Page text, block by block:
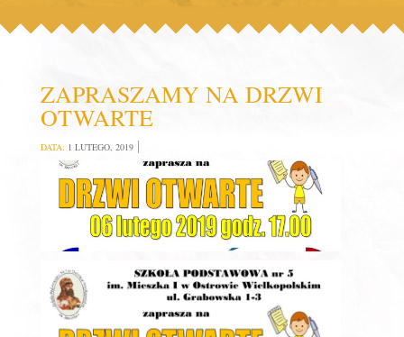
ZAPRASZAMY NA DRZWI
OTWARTE
DATA: 1 LUTEGO, 2019